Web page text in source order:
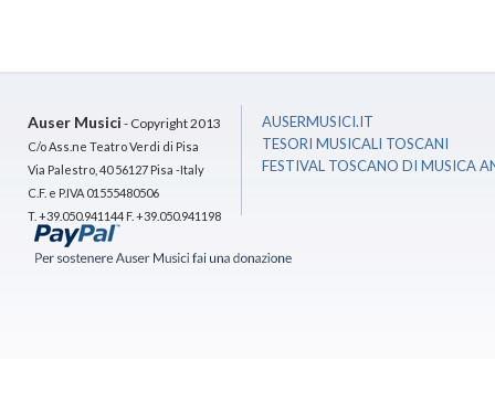
Auser Musici - Copyright 2013
C/o Ass.ne Teatro Verdi di Pisa
Via Palestro, 40 56127 Pisa -Italy
C.F. e P.IVA 01555480506
T. +39.050.941144 F. +39.050.941198
AUSERMUSICI.IT
TESORI MUSICALI TOSCANI
FESTIVAL TOSCANO DI MUSICA